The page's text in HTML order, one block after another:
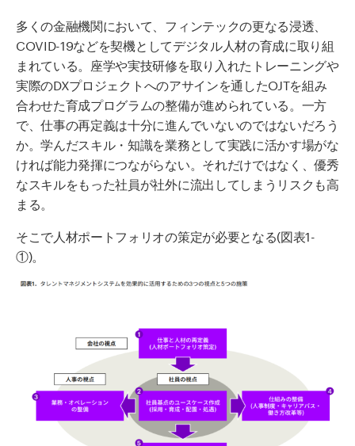
多くの金融機関において、フィンテックの更なる浸透、
COVID-19などを契機としてデジタル人材の育成に取り組
まれている。座学や実技研修を取り入れたトレーニングや
実際のDXプロジェクトへのアサインを通したOJTを組み
合わせた育成プログラムの整備が進められている。一方
で、仕事の再定義は十分に進んでいないのではないだろう
か。学んだスキル・知識を業務として実践に活かす場がな
ければ能力発揮につながらない。それだけではなく、優秀
なスキルをもった社員が社外に流出してしまうリスクも高
まる。
そこで人材ポートフォリオの策定が必要となる(図表1-
①)。